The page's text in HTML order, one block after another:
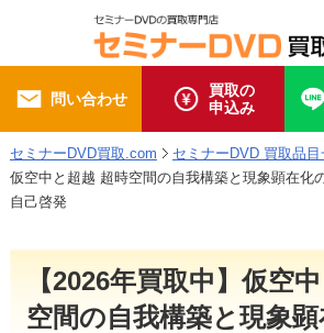
問い合わせ
買取の
申込み
セミナーDVD買取.com セミナーDVD 買取品目
仮空中と超越 超時空間の自我構築と現象顕在化
自己啓発
【2026年買取中】仮空
空間の自我構築と現象